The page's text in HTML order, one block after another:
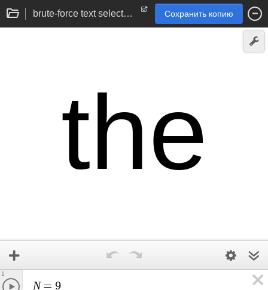
brute-force text selection with conditional labels (proof-of-concept) Сохранить копию
N = 9
1